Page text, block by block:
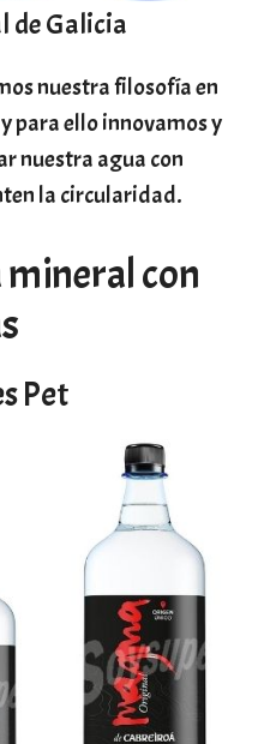
de Galicia
nuestra filosofía en
para ello innovamos y
nuestra agua con
la circularidad.
con
Pet